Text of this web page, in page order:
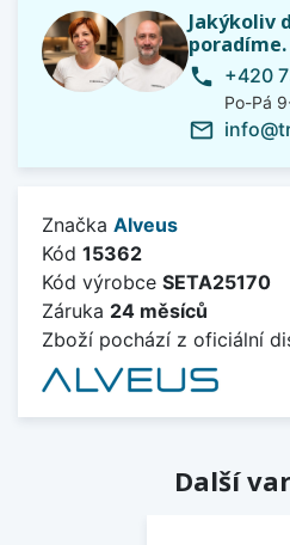
Jakýkoliv
poradíme.
phone +420
Po-Pá
mail_outline
Značka Alveus
Kód 15362
Kód výrobce SETA25170
Záruka 24 měsíců
Zboží pochází z oficiální
Další